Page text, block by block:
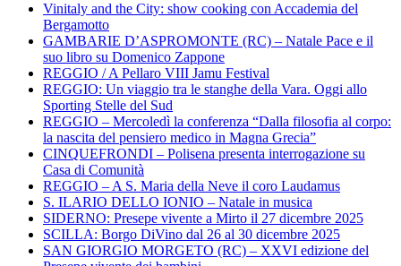
Vinitaly and the City: show cooking con Accademia del
Bergamotto
GAMBARIE D’ASPROMONTE (RC) – Natale Pace e il
suo libro su Domenico Zappone
REGGIO / A Pellaro VIII Jamu Festival
REGGIO: Un viaggio tra le stanghe della Vara. Oggi allo
Sporting Stelle del Sud
REGGIO – Mercoledì la conferenza “Dalla filosofia al corpo:
la nascita del pensiero medico in Magna Grecia”
CINQUEFRONDI – Polisena presenta interrogazione su
Casa di Comunità
REGGIO – A S. Maria della Neve il coro Laudamus
S. ILARIO DELLO IONIO – Natale in musica
SIDERNO: Presepe vivente a Mirto il 27 dicembre 2025
SCILLA: Borgo DiVino dal 26 al 30 dicembre 2025
SAN GIORGIO MORGETO (RC) – XXVI edizione del